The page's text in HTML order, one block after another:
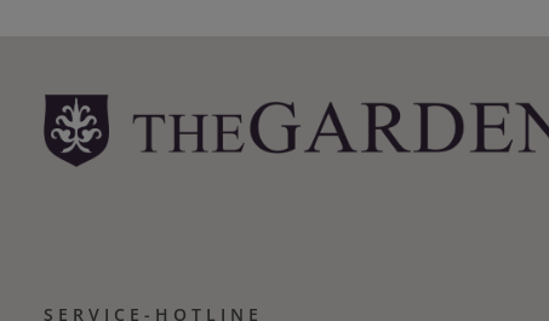
SERVICE-HOTLINE